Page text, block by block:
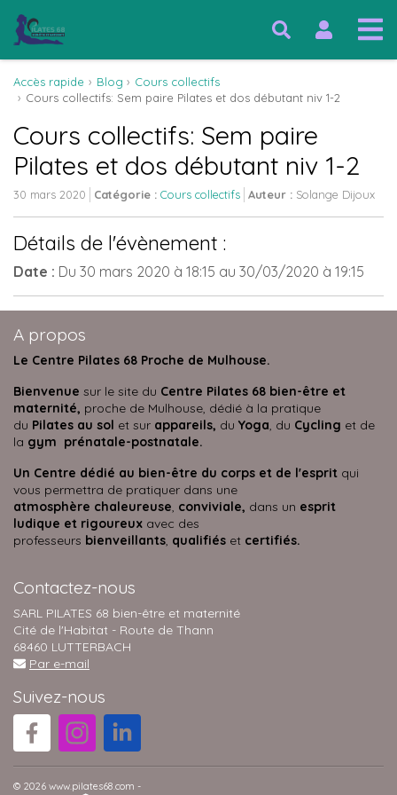
Accès rapide Blog
Cours collectifs
Cours collectifs: Sem paire Pilates et dos débutant niv 1-2
Cours collectifs: Sem paire
Pilates et dos débutant niv 1-2
30 mars 2020 Catégorie : Cours collectifs Auteur : Solange Dijoux
Détails de l'évènement :
Date : Du 30 mars 2020 à 18:15 au 30/03/2020 à 19:15
A propos
Le Centre Pilates 68 Proche de Mulhouse.
Bienvenue sur le site du Centre Pilates 68 bien-être et
maternité, proche de Mulhouse, dédié à la pratique
du Pilates au sol et sur appareils, du Yoga, du Cycling et de
la gym prénatale-postnatale.
Un Centre dédié au bien-être du corps et de l'esprit qui
vous permettra de pratiquer dans une
atmosphère chaleureuse, conviviale, dans un esprit
ludique et rigoureux avec des
professeurs bienveillants, qualifiés et certifiés.
Contactez-nous
SARL PILATES 68 bien-être et maternité
Cité de l'Habitat - Route de Thann
68460 LUTTERBACH
Par e-mail
Suivez-nous
© 2026 www.pilates68.com -